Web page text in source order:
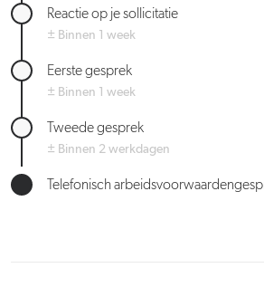
Reactie op je sollicitatie
± Binnen 1 week
Eerste gesprek
± Binnen 1 week
Tweede gesprek
± Binnen 2 werkdagen
Telefonisch